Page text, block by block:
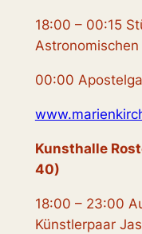
18:00 – 00:15
Astronomischen
00:00
Kunsthalle
40)
18:00 – 23:00
Künstlerpaar